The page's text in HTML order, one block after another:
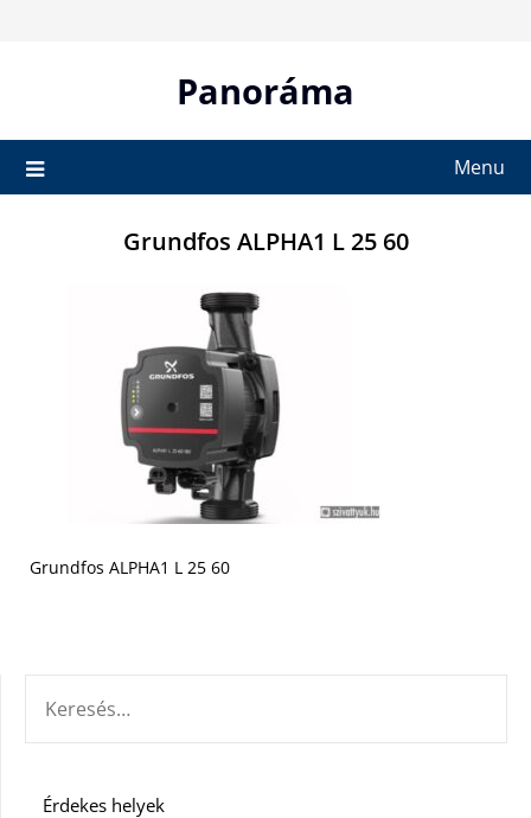
Panoráma
Menu
Grundfos ALPHA1 L 25 60
Grundfos ALPHA1 L 25 60
Érdekes helyek